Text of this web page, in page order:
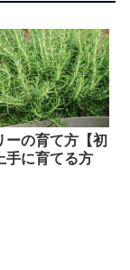
ーの育て方【初
手に育てる方